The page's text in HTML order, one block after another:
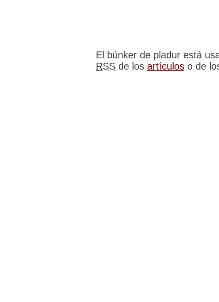
El búnker de pladur está
RSS de los artículos o de